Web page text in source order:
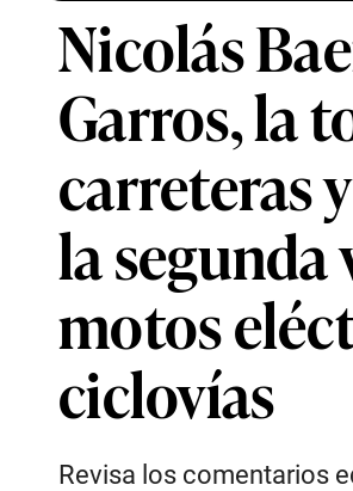
Nicolás
Garros, la
carreteras
la segunda
motos
ciclovías
Revisa los comentarios